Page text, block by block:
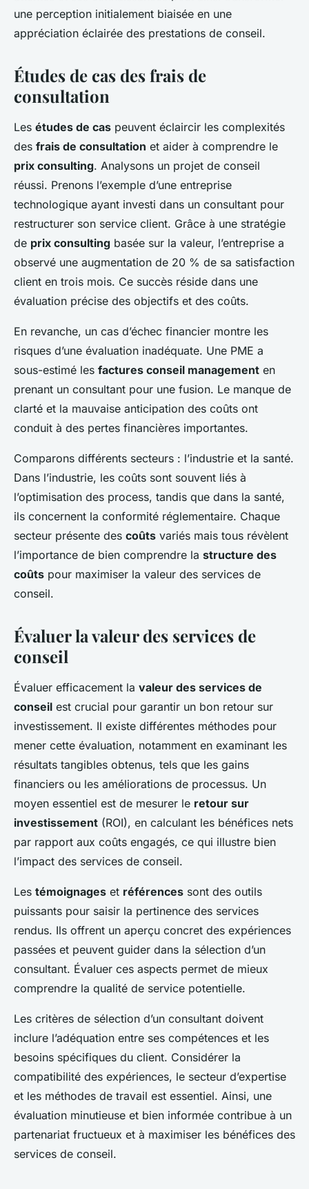
une perception initialement biaisée en une
appréciation éclairée des prestations de conseil.
Études de cas des frais de
consultation
Les études de cas peuvent éclaircir les complexités
des frais de consultation et aider à comprendre le
prix consulting. Analysons un projet de conseil
réussi. Prenons l’exemple d’une entreprise
technologique ayant investi dans un consultant pour
restructurer son service client. Grâce à une stratégie
de prix consulting basée sur la valeur, l’entreprise a
observé une augmentation de 20 % de sa satisfaction
client en trois mois. Ce succès réside dans une
évaluation précise des objectifs et des coûts.
En revanche, un cas d’échec financier montre les
risques d’une évaluation inadéquate. Une PME a
sous-estimé les factures conseil management en
prenant un consultant pour une fusion. Le manque de
clarté et la mauvaise anticipation des coûts ont
conduit à des pertes financières importantes.
Comparons différents secteurs : l’industrie et la santé.
Dans l’industrie, les coûts sont souvent liés à
l’optimisation des process, tandis que dans la santé,
ils concernent la conformité réglementaire. Chaque
secteur présente des coûts variés mais tous révèlent
l’importance de bien comprendre la structure des
coûts pour maximiser la valeur des services de
conseil.
Évaluer la valeur des services de
conseil
Évaluer efficacement la valeur des services de
conseil est crucial pour garantir un bon retour sur
investissement. Il existe différentes méthodes pour
mener cette évaluation, notamment en examinant les
résultats tangibles obtenus, tels que les gains
financiers ou les améliorations de processus. Un
moyen essentiel est de mesurer le retour sur
investissement (ROI), en calculant les bénéfices nets
par rapport aux coûts engagés, ce qui illustre bien
l’impact des services de conseil.
Les témoignages et références sont des outils
puissants pour saisir la pertinence des services
rendus. Ils offrent un aperçu concret des expériences
passées et peuvent guider dans la sélection d’un
consultant. Évaluer ces aspects permet de mieux
comprendre la qualité de service potentielle.
Les critères de sélection d’un consultant doivent
inclure l’adéquation entre ses compétences et les
besoins spécifiques du client. Considérer la
compatibilité des expériences, le secteur d’expertise
et les méthodes de travail est essentiel. Ainsi, une
évaluation minutieuse et bien informée contribue à un
partenariat fructueux et à maximiser les bénéfices des
services de conseil.